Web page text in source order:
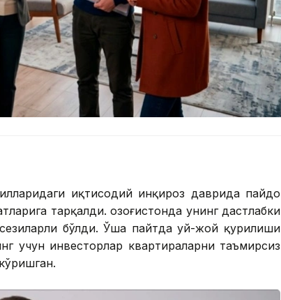
иқтисодий инқироз даврида пайдо
тарқалди. Қозоғистонда унинг дастлабки
бўлди. Ўша пайтда уй-жой қурилиши
учун инвесторлар квартираларни таъмирсиз